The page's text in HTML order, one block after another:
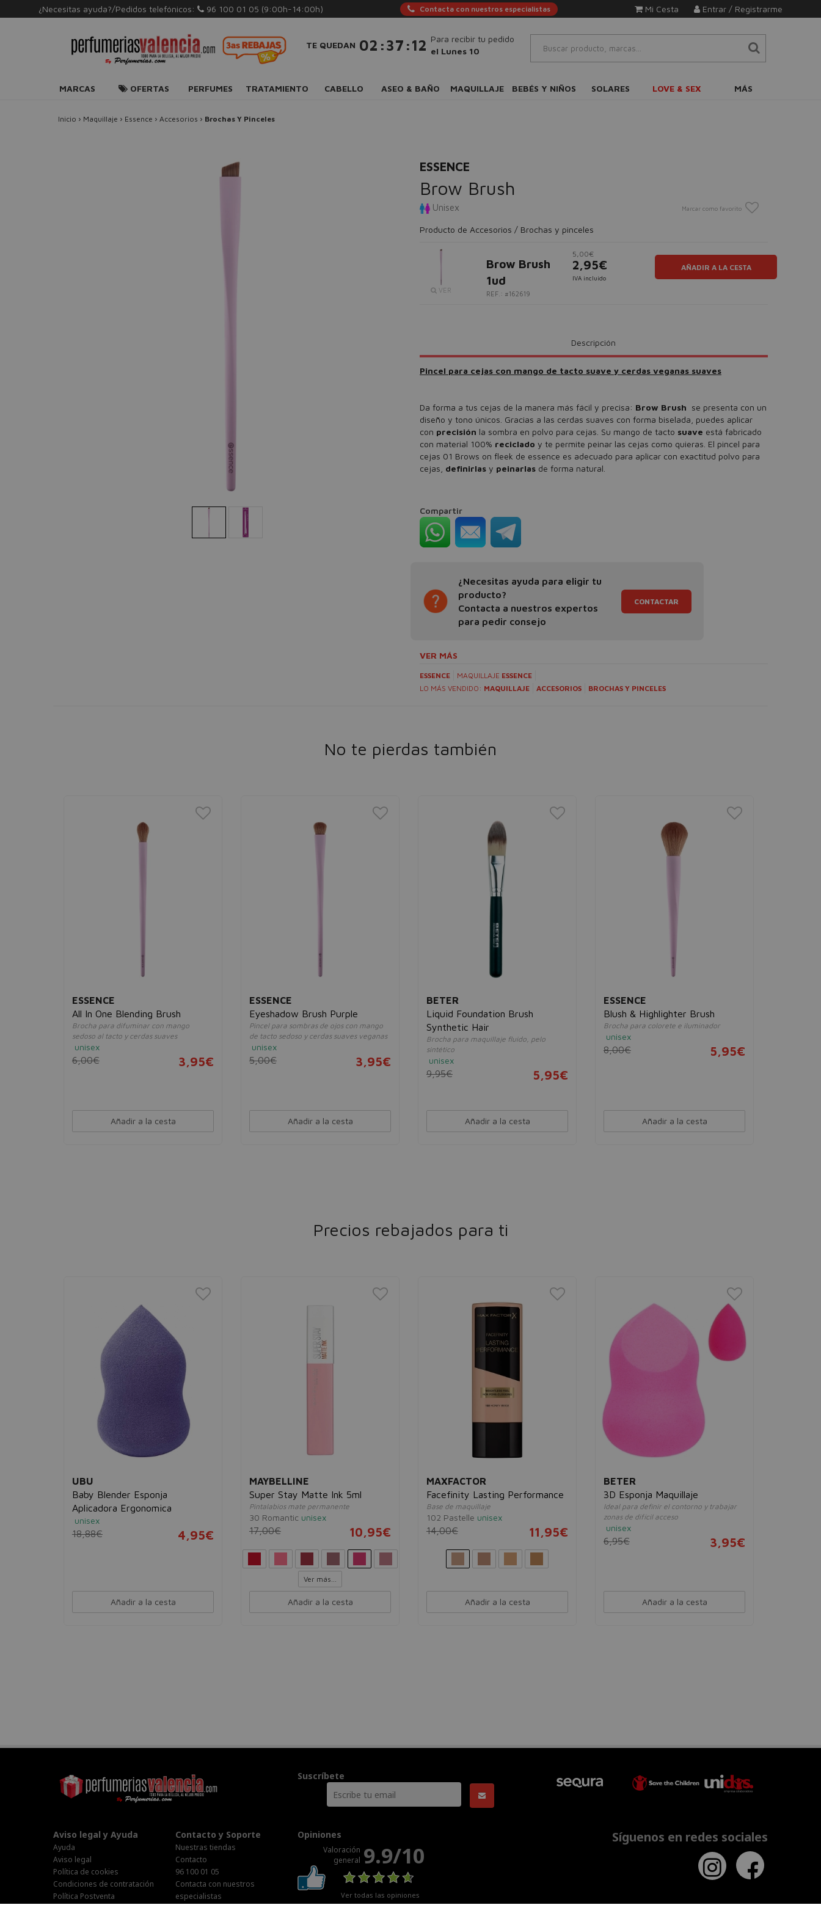
¿Necesitas ayuda?/Pedidos telefónicos: 96 100 01 05 (9:00h-14:00h) Contacta con nuestros especialistas Entrar / Registrarme
Mi Cesta
TE QUEDAN 02 :37 :11 Para recibir tu pedido
el Lunes 10
MARCAS OFERTAS PERFUMES TRATAMIENTO CABELLO ASEO & BAÑO MAQUILLAJE BEBÉS Y NIÑOS SOLARES LOVE & SEX MÁS
Inicio › Maquillaje › Essence › Accesorios › Brochas Y Pinceles
ESSENCE
Brow Brush
Unisex Marcar como favorito
Producto de Accesorios / Brochas y pinceles
VER
Brow Brush
1ud
REF.: #162619
5,00€
2,95€
IVA incluido
AÑADIR A LA CESTA
Descripción
Pincel para cejas con mango de tacto suave y cerdas veganas suaves
Da forma a tus cejas de la manera más fácil y precisa: Brow Brush se presenta con un
diseño y tono únicos. Gracias a las cerdas suaves con forma biselada, puedes aplicar
con precisión la sombra en polvo para cejas. Su mango de tacto suave está fabricado
con material 100% reciclado y te permite peinar las cejas como quieras. El pincel para
cejas 01 Brows on fleek de essence es adecuado para aplicar con exactitud polvo para
cejas, definirlas y peinarlas de forma natural.
Compartir
¿Necesitas ayuda para eligir tu
producto?
Contacta a nuestros expertos
para pedir consejo
CONTACTAR
VER MÁS
ESSENCE MAQUILLAJE ESSENCE
LO MÁS VENDIDO: MAQUILLAJE ACCESORIOS BROCHAS Y PINCELES
No te pierdas también
ESSENCE
All In One Blending Brush
Brocha para difuminar con mango
sedoso al tacto y cerdas suaves
unisex
6,00€ 3,95€
Añadir a la cesta
ESSENCE
Eyeshadow Brush Purple
Pincel para sombras de ojos con mango
de tacto sedoso y cerdas suaves veganas
unisex
5,00€ 3,95€
Añadir a la cesta
BETER
Liquid Foundation Brush
Synthetic Hair
Brocha para maquillaje fluido, pelo
sintético
unisex
9,95€ 5,95€
Añadir a la cesta
ESSENCE
Blush & Highlighter Brush
Brocha para colorete e iluminador
unisex
8,00€ 5,95€
Añadir a la cesta
Precios rebajados para ti
UBU
Baby Blender Esponja
Aplicadora Ergonomica
unisex
18,88€ 4,95€
Añadir a la cesta
MAYBELLINE
Super Stay Matte Ink 5ml
Pintalabios mate permanente
30 Romantic unisex
17,00€ 10,95€
Ver más...
Añadir a la cesta
MAXFACTOR
Facefinity Lasting Performance
Base de maquillaje
102 Pastelle unisex
14,00€ 11,95€
Añadir a la cesta
BETER
3D Esponja Maquillaje
Ideal para definir el contorno y trabajar
zonas de difícil acceso
unisex
6,95€ 3,95€
Añadir a la cesta
Suscríbete
Aviso legal y Ayuda
Ayuda
Aviso legal
Política de cookies
Condiciones de contratación
Política Postventa
Contacto y Soporte
Nuestras tiendas
Contacto
96 100 01 05
Contacta con nuestros
especialistas
Opiniones
Valoración
general 9.9/10
Ver todas las opiniones
Síguenos en redes sociales